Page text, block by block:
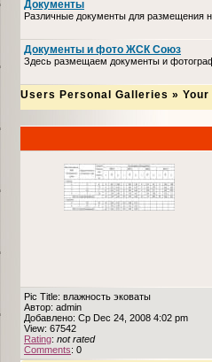
Документы
Различные документы для размещения
Документы и фото ЖСК Союз
Здесь размещаем документы и
Users Personal Galleries »
Pic Title: влажность эковаты
Автор: admin
Добавлено: Ср Dec 24, 2008 4:02 pm
View: 67542
Rating: not rated
Comments: 0